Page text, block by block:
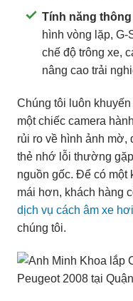
Tính năng
hình vòng lặp, G-
chế độ trông xe,
nâng cao trải
Chúng tôi luôn
một chiếc camera
rủi ro về hình ảnh mờ,
thẻ nhớ lỗi thường
nguồn gốc. Để có một
mái hơn, khách hàng
dịch vụ cách âm xe
chúng tôi.